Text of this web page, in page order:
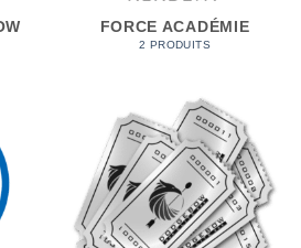
FORCE ACADÉMIE
2 PRODUITS